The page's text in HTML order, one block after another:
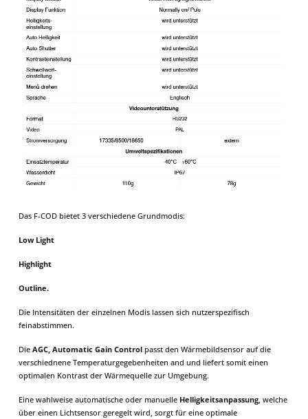
Das F-COD bietet 3 verschiedene Grundmodis:
Low Light
Highlight
Outline.
Die Intensitäten der einzelnen Modis lassen sich nutzerspezifisch
feinabstimmen.
Die AGC, Automatic Gain Control passt den Wärmebildsensor auf die
verschiednene Temperaturgegebenheiten and und liefert somit einen
optimalen Kontrast der Wärmequelle zur Umgebung.
Eine wahlweise automatische oder manuelle Helligkeitsanpassung , welche
über einen Lichtsensor geregelt wird, sorgt für eine optimale